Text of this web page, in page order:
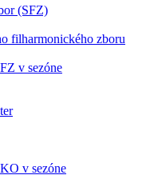
(SFZ)
filharmonického zboru
v sezóne
v sezóne